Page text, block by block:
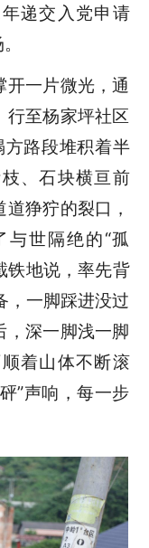
递交入党申请
一片微光，通
行至杨家坪社区
方路段堆积着半
、石块横亘前
狰狞的裂口，
世隔绝的“孤
铁地说，率先背
，一脚踩进没过
，深一脚浅一脚
着山体不断滚
”声响，每一步